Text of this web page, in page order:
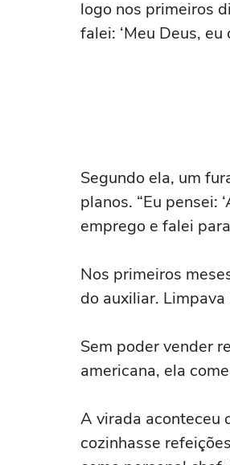
logo nos primeiros
falei: ‘Meu Deus, eu
Segundo ela, um
planos. “Eu pensei:
emprego e falei
Nos primeiros
do auxiliar.
Sem poder vender
americana, ela
A virada aconteceu
cozinhasse